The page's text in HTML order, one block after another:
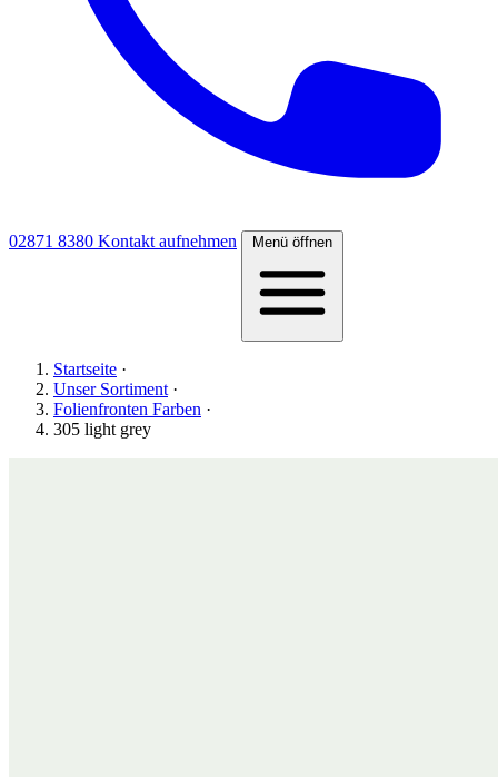
02871 8380 Kontakt aufnehmen Menü öffnen
Startseite ·
Unser Sortiment ·
Folienfronten Farben ·
305 light grey